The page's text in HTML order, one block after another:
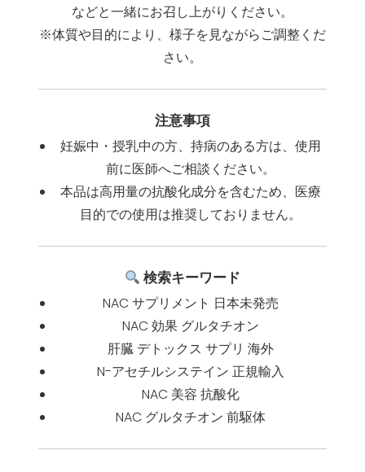
などと一緒にお召し上がりください。
※体質や目的により、様子を見ながらご調整くだ
さい。
注意事項
妊娠中・授乳中の方、持病のある方は、使用
前に医師へご相談ください。
本品は高用量の抗酸化成分を含むため、医療
目的での使用は推奨しておりません。
検索キーワード
NAC サプリメント 日本未発売
NAC 効果 グルタチオン
肝臓 デトックス サプリ 海外
N-アセチルシステイン 正規輸入
NAC 美容 抗酸化
NAC グルタチオン 前駆体